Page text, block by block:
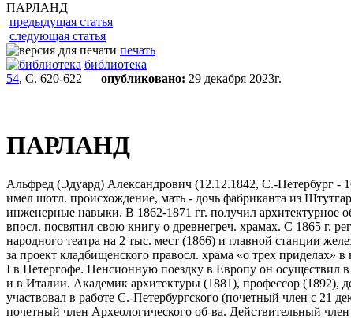
ПАРЛАНД
предыдущая статья
следующая статья
печать
библиотека
54, С. 620-622 опубликовано: 29 декабря 2023г.
ПАРЛАНД
Альфред (Эдуард) Александрович (12.12.1842, С.-Петербург -
имел шотл. происхождение, мать - дочь фабриканта из
инженерные навыки. В 1862-1871 гг. получил архитектурное
впосл. посвятил свою книгу о древнегреч. храмах. С 1865 г.
народного театра на 2 тыс. мест (1866) и главной станции
за проект кладбищенского правосл. храма «о трех
I в Петергофе. Пенсионную поездку в Европу он осуществил
и в Италии. Академик архитектуры (1881), профессор (1892),
участвовал в работе С.-Петербургского (почетный член с 21
почетный член Археологического об-ва. Действительный